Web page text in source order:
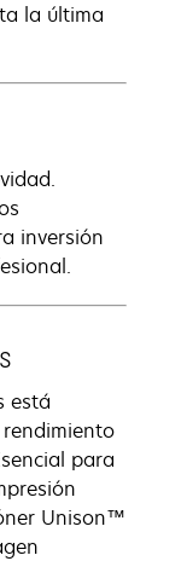
la última
inversión
está
para
Unison™